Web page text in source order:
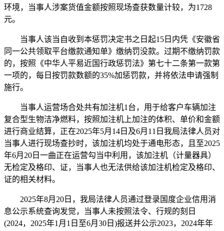
环境，当事人涉案货值金额按照现场查获数量计较，为1728
元。
当事人该当自收到本惩罚决定书之日起15日内凭《安徽省
同一公共领取平台缴款通知单》缴纳罚没款。过期不缴纳罚款
的，按照《中华人平易近国行政惩罚法》第七十二条第一款第
一项的，每日按罚款数额的35%加惩罚款，并将依法申请强制
施行。
当事人运营场合处共有加注机1台，用于给客户车辆加注
复合型生物洁净燃料，按照加注机上加注的体积、单价和金额
进行商业结算，正在2025年5月14日及6月11日我局法律人员对
当事人进行现场查抄时，该加注机均处于通电形态，且至2025
年6月20日一曲正在运营勾当中利用，该加注机（计量器具）
无检定及格印、证，当事人也无法供给该加注机检定及格印、
证的相关材料。
2025年8月20日，我局法律人员通过登录国度企业信用消
息公示系统查询发觉，当事人未按照法令、行规的刻日
(2024，2025年1月1日至6月30日)报送并公示2023，2024年年